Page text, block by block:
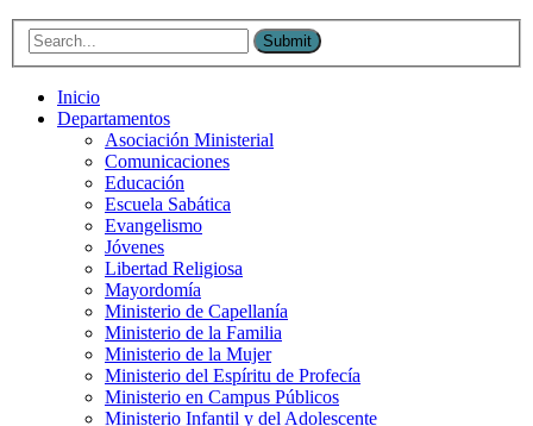
Submit
Inicio
Departamentos
Asociación Ministerial
Comunicaciones
Educación
Escuela Sabática
Evangelismo
Jóvenes
Libertad Religiosa
Mayordomía
Ministerio de Capellanía
Ministerio de la Familia
Ministerio de la Mujer
Ministerio del Espíritu de Profecía
Ministerio en Campus Públicos
Ministerio Infantil y del Adolescente